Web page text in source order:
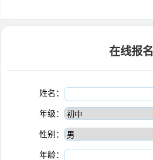
在线报名
姓名：
年级：
性别：
年龄：